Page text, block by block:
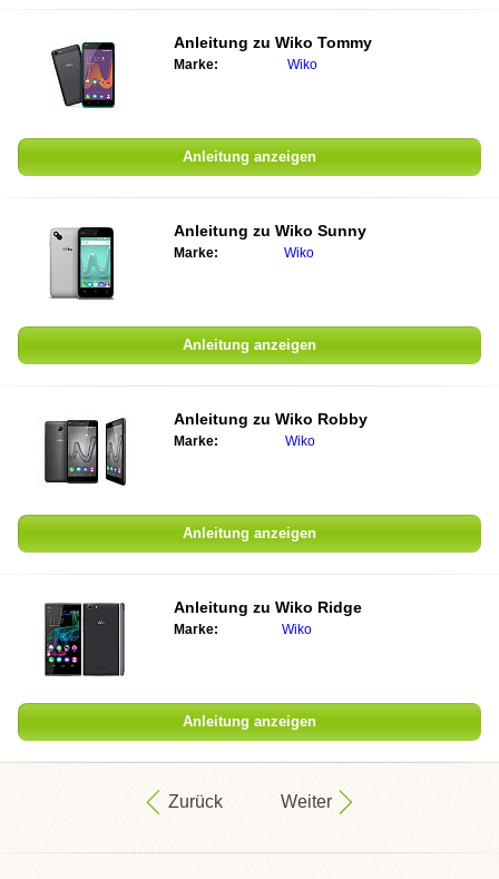
Anleitung zu Wiko Tommy
Marke: Wiko
Anleitung anzeigen
Anleitung zu Wiko Sunny
Marke: Wiko
Anleitung anzeigen
Anleitung zu Wiko Robby
Marke: Wiko
Anleitung anzeigen
Anleitung zu Wiko Ridge
Marke: Wiko
Anleitung anzeigen
Zurück Weiter